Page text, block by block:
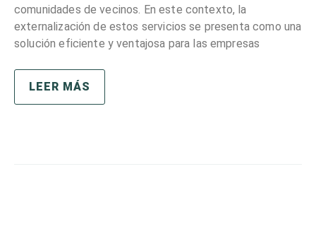
comunidades de vecinos. En este contexto, la
externalización de estos servicios se presenta como una
solución eficiente y ventajosa para las empresas
LEER MÁS